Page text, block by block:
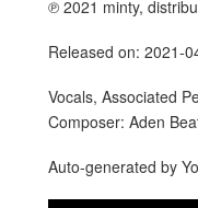
℗ 2021 minty,
Released on: 2021-
Vocals, Associated
Composer: Aden
Auto-generated by